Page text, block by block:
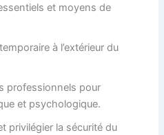
et moyens de
à l’extérieur du
professionnels pour
et psychologique.
privilégier la sécurité du